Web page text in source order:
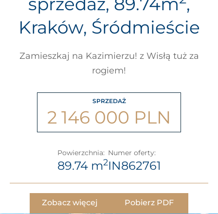
Kraków, Śródmieście
Zamieszkaj na Kazimierzu! z Wisłą tuż za
rogiem!
SPRZEDAŻ
2 146 000 PLN
Powierzchnia:
89.74 m2
Numer oferty:
IN862761
Zobacz więcej Pobierz PDF